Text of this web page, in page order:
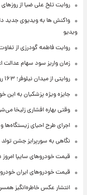
روایت تلخ علی ضیا از روزهای
واکنش ها به ویدیوی جدید
ویدیو
روایت فاطمه گودرزی از
زمان واریز سود سهام عدالت
روایتی از میدان نیلوفر؛ ۱۶۳ روز بعد از حمله و موشکباران
جایزه ویژه پزشکیان به این
وقتی بهاره افشاری زلیخا
اجرای طرح احیای زیستگاه‌ها و
نگاهی به سورپرایز جشن تولد شاهانه ۴۷ سالگی محمدرضا
قیمت خودروهای سایپا امروز دوشنبه ۱۹ مرداد
قیمت خودروهای ایران خودرو امروز دوشنبه ۱۹
انتشار عکس خاطره‌انگیز همسر